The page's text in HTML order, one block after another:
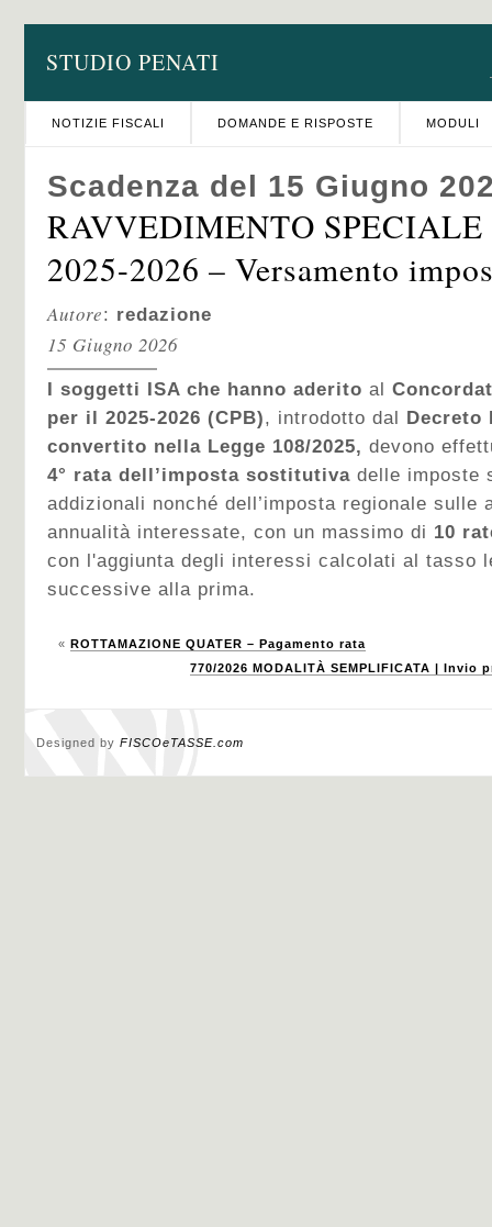
STUDIO PENATI
NOTIZIE FISCALI DOMANDE E RISPOSTE MODULI
Scadenza del 15 Giugno
RAVVEDIMENTO SPECIALE
2025-2026 – Versamento
Autore: redazione
15 Giugno 2026
I soggetti ISA che hanno aderito al
per il 2025-2026 (CPB), introdotto dal Decreto
convertito nella Legge 108/2025, devono
4° rata dell’imposta sostitutiva delle imposte
addizionali nonché dell’imposta regionale
annualità interessate, con un massimo di 10
con l'aggiunta degli interessi calcolati al tasso
successive alla prima.
« ROTTAMAZIONE QUATER – Pagamento rata
770/2026 MODALITÀ SEMPLIFICATA |
Designed by FISCOeTASSE.com